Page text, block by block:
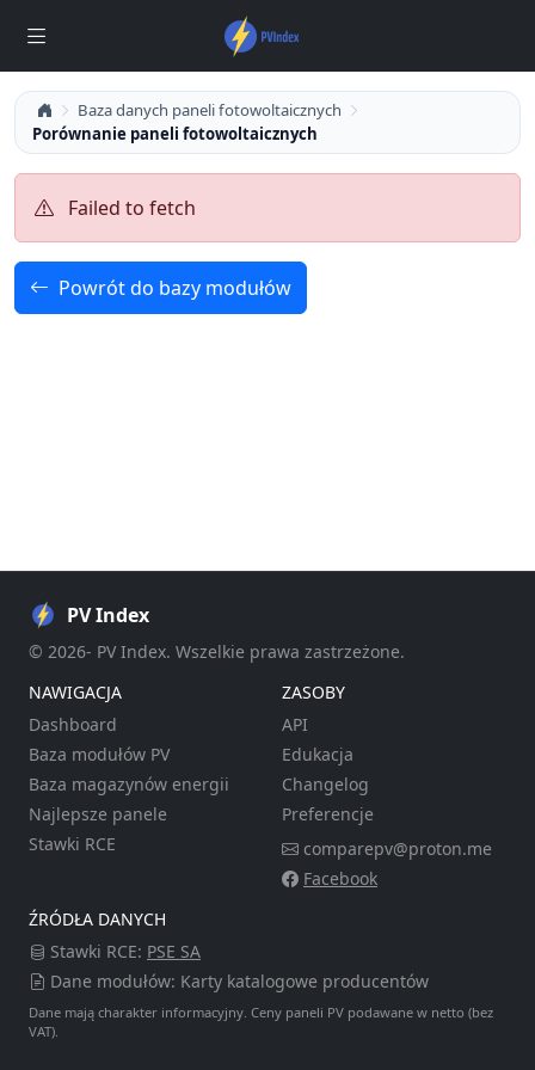
Baza danych paneli fotowoltaicznych
Porównanie paneli fotowoltaicznych
Failed to fetch
Powrót do bazy modułów
PV Index
© 2026- PV Index. Wszelkie prawa zastrzeżone.
NAWIGACJA
Dashboard
Baza modułów PV
Baza magazynów energii
Najlepsze panele
Stawki RCE
ZASOBY
API
Edukacja
Changelog
Preferencje
comparepv@proton.me
Facebook
ŹRÓDŁA DANYCH
Stawki RCE: PSE SA
Dane modułów: Karty katalogowe producentów
Dane mają charakter informacyjny. Ceny paneli PV podawane w netto (bez
VAT).